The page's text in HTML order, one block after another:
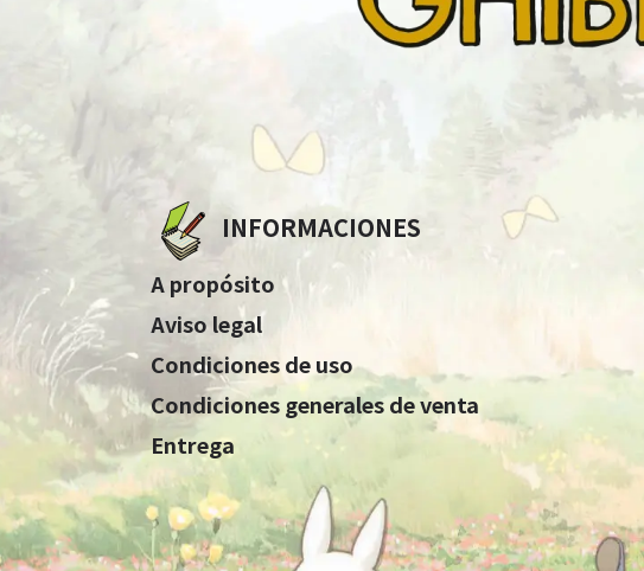
INFORMACIONES
A propósito
Aviso legal
Condiciones de uso
Condiciones generales de venta
Entrega